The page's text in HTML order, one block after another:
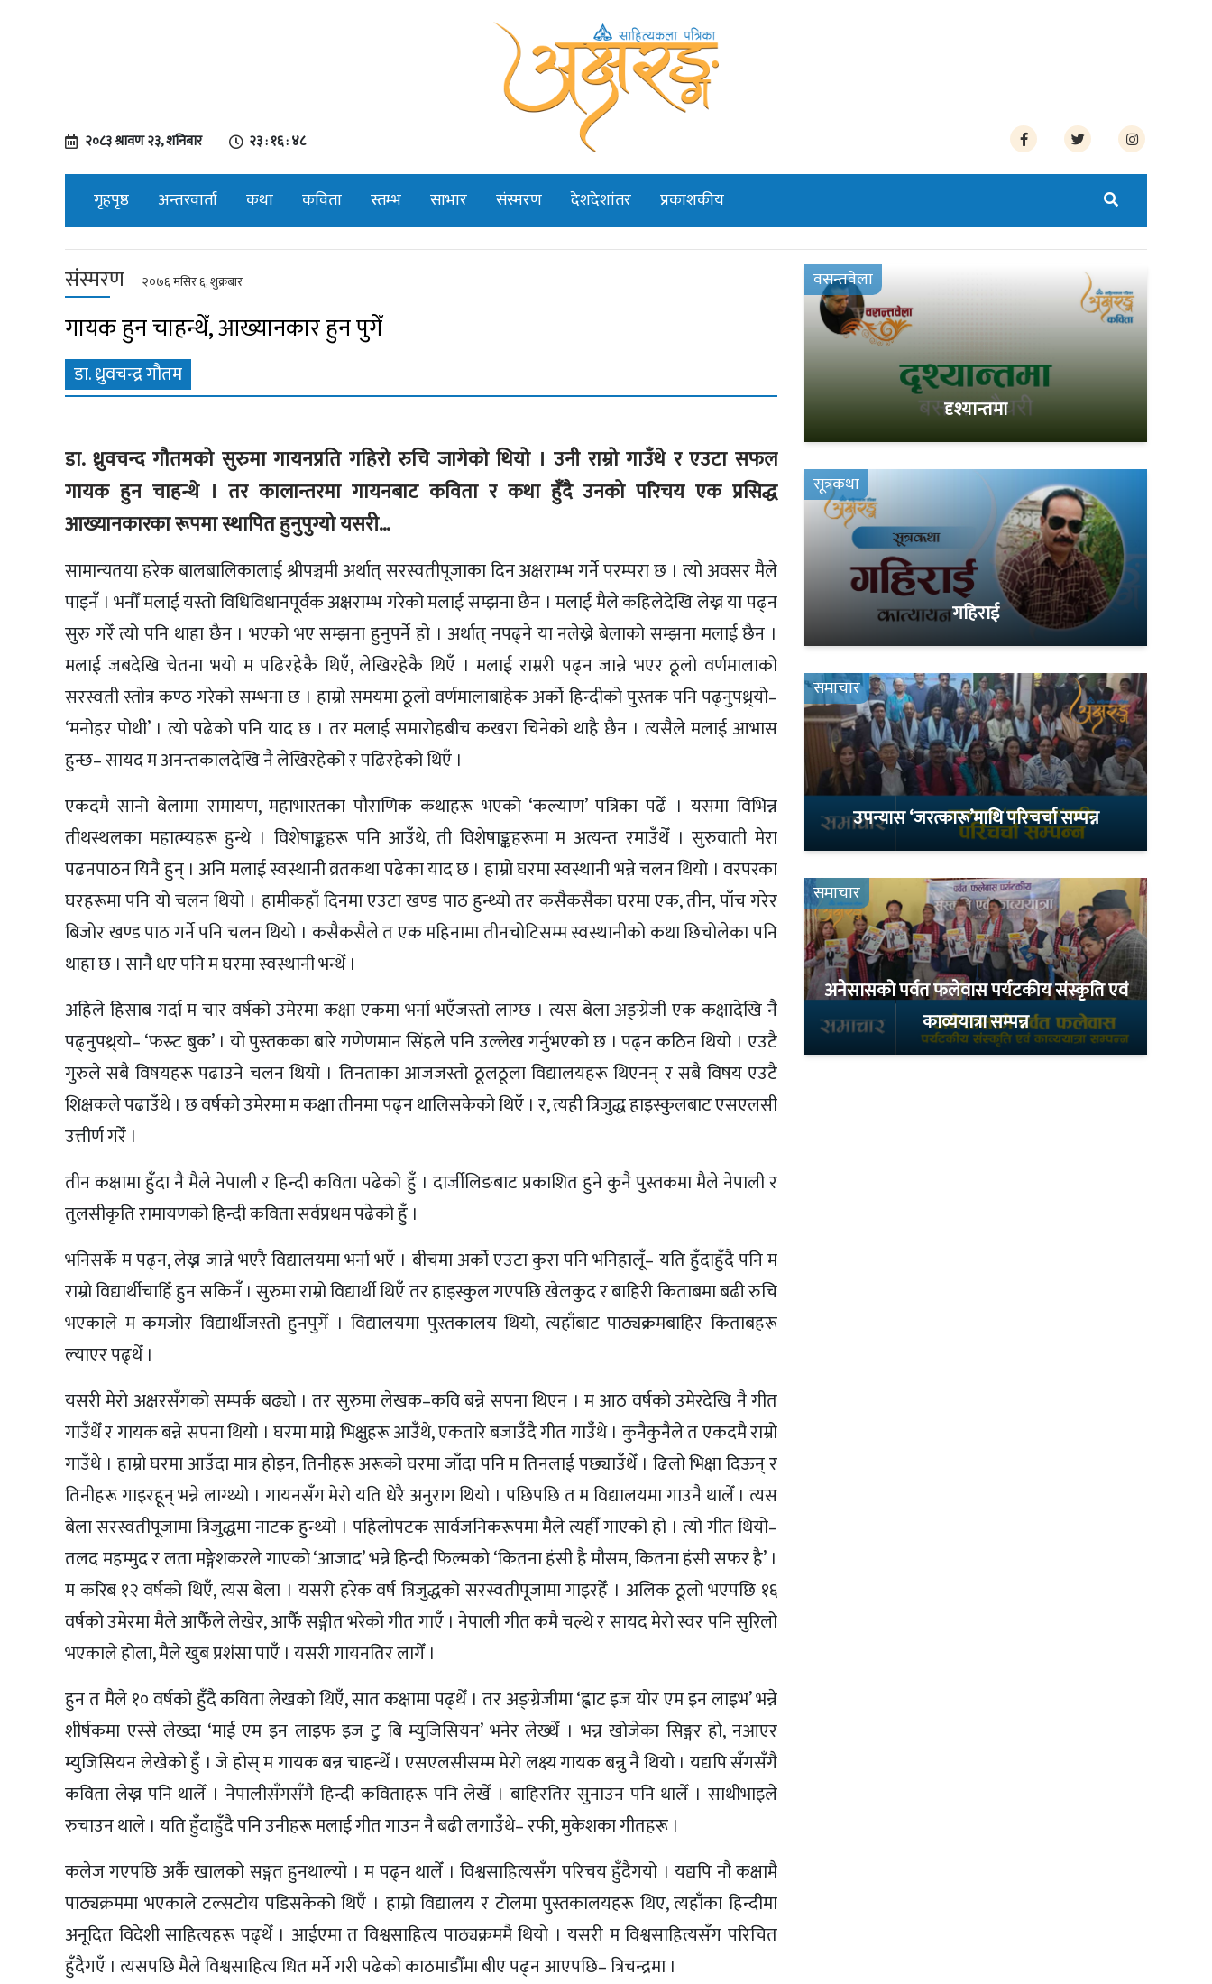
२०८३ श्रावण २३, शनिबार २३ : १६ : ४८
गृहपृष्ठ अन्तरवार्ता कथा कविता स्तम्भ साभार संस्मरण देशदेशांतर प्रकाशकीय
संस्मरण २०७६ मंसिर ६, शुक्रबार
गायक हुन चाहन्थेँ, आख्यानकार हुन पुगेँ
डा. ध्रुवचन्द्र गौतम
डा. ध्रुवचन्द गौतमको सुरुमा गायनप्रति गहिरो रुचि जागेको थियो । उनी राम्रो गाउँथे र एउटा सफल
गायक हुन चाहन्थे । तर कालान्तरमा गायनबाट कविता र कथा हुँदै उनको परिचय एक प्रसिद्ध
आख्यानकारका रूपमा स्थापित हुनुपुग्यो यसरी…
सामान्यतया हरेक बालबालिकालाई श्रीपञ्चमी अर्थात् सरस्वतीपूजाका दिन अक्षराम्भ गर्ने परम्परा छ । त्यो अवसर मैले
पाइनँ । भनौँ मलाई यस्तो विधिविधानपूर्वक अक्षराम्भ गरेको मलाई सम्झना छैन । मलाई मैले कहिलेदेखि लेख्न या पढ्न
सुरु गरेँ त्यो पनि थाहा छैन । भएको भए सम्झना हुनुपर्ने हो । अर्थात् नपढ्ने या नलेख्ने बेलाको सम्झना मलाई छैन ।
मलाई जबदेखि चेतना भयो म पढिरहेकै थिएँ, लेखिरहेकै थिएँ । मलाई राम्ररी पढ्न जान्ने भएर ठूलो वर्णमालाको
सरस्वती स्तोत्र कण्ठ गरेको सम्भना छ । हाम्रो समयमा ठूलो वर्णमालाबाहेक अर्को हिन्दीको पुस्तक पनि पढ्नुपथ्र्यो–
‘मनोहर पोथी’ । त्यो पढेको पनि याद छ । तर मलाई समारोहबीच कखरा चिनेको थाहै छैन । त्यसैले मलाई आभास
हुन्छ– सायद म अनन्तकालदेखि नै लेखिरहेको र पढिरहेको थिएँ ।
एकदमै सानो बेलामा रामायण, महाभारतका पौराणिक कथाहरू भएको ‘कल्याण’ पत्रिका पढेँ । यसमा विभिन्न
तीथस्थलका महात्म्यहरू हुन्थे । विशेषाङ्कहरू पनि आउँथे, ती विशेषाङ्कहरूमा म अत्यन्त रमाउँथेँ । सुरुवाती मेरा
पढनपाठन यिनै हुन् । अनि मलाई स्वस्थानी व्रतकथा पढेका याद छ । हाम्रो घरमा स्वस्थानी भन्ने चलन थियो । वरपरका
घरहरूमा पनि यो चलन थियो । हामीकहाँ दिनमा एउटा खण्ड पाठ हुन्थ्यो तर कसैकसैका घरमा एक, तीन, पाँच गरेर
बिजोर खण्ड पाठ गर्ने पनि चलन थियो । कसैकसैले त एक महिनामा तीनचोटिसम्म स्वस्थानीको कथा छिचोलेका पनि
थाहा छ । सानै धए पनि म घरमा स्वस्थानी भन्थेँ ।
अहिले हिसाब गर्दा म चार वर्षको उमेरमा कक्षा एकमा भर्ना भएँजस्तो लाग्छ । त्यस बेला अङ्ग्रेजी एक कक्षादेखि नै
पढ्नुपथ्र्यो– ‘फस्र्ट बुक’ । यो पुस्तकका बारे गणेणमान सिंहले पनि उल्लेख गर्नुभएको छ । पढ्न कठिन थियो । एउटै
गुरुले सबै विषयहरू पढाउने चलन थियो । तिनताका आजजस्तो ठूलठूला विद्यालयहरू थिएनन् र सबै विषय एउटै
शिक्षकले पढाउँथे । छ वर्षको उमेरमा म कक्षा तीनमा पढ्न थालिसकेको थिएँ । र, त्यही त्रिजुद्ध हाइस्कुलबाट एसएलसी
उत्तीर्ण गरेँ ।
तीन कक्षामा हुँदा नै मैले नेपाली र हिन्दी कविता पढेको हुँ । दार्जीलिङबाट प्रकाशित हुने कुनै पुस्तकमा मैले नेपाली र
तुलसीकृति रामायणको हिन्दी कविता सर्वप्रथम पढेको हुँ ।
भनिसकेँ म पढ्न, लेख्न जान्ने भएरै विद्यालयमा भर्ना भएँ । बीचमा अर्को एउटा कुरा पनि भनिहालूँ– यति हुँदाहुँदै पनि म
राम्रो विद्यार्थीचाहिँ हुन सकिनँ । सुरुमा राम्रो विद्यार्थी थिएँ तर हाइस्कुल गएपछि खेलकुद र बाहिरी किताबमा बढी रुचि
भएकाले म कमजोर विद्यार्थीजस्तो हुनपुगेँ । विद्यालयमा पुस्तकालय थियो, त्यहाँबाट पाठ्यक्रमबाहिर किताबहरू
ल्याएर पढ्थेँ ।
यसरी मेरो अक्षरसँगको सम्पर्क बढ्यो । तर सुरुमा लेखक–कवि बन्ने सपना थिएन । म आठ वर्षको उमेरदेखि नै गीत
गाउँथेँ र गायक बन्ने सपना थियो । घरमा माग्ने भिक्षुहरू आउँथे, एकतारे बजाउँदै गीत गाउँथे । कुनैकुनैले त एकदमै राम्रो
गाउँथे । हाम्रो घरमा आउँदा मात्र होइन, तिनीहरू अरूको घरमा जाँदा पनि म तिनलाई पछ्याउँथेँ । ढिलो भिक्षा दिऊन् र
तिनीहरू गाइरहून् भन्ने लाग्थ्यो । गायनसँग मेरो यति धेरै अनुराग थियो । पछिपछि त म विद्यालयमा गाउनै थालेँ । त्यस
बेला सरस्वतीपूजामा त्रिजुद्धमा नाटक हुन्थ्यो । पहिलोपटक सार्वजनिकरूपमा मैले त्यहीँ गाएको हो । त्यो गीत थियो–
तलद महम्मुद र लता मङ्गेशकरले गाएको ‘आजाद’ भन्ने हिन्दी फिल्मको ‘कितना हंसी है मौसम, कितना हंसी सफर है’ ।
म करिब १२ वर्षको थिएँ, त्यस बेला । यसरी हरेक वर्ष त्रिजुद्धको सरस्वतीपूजामा गाइरहेँ । अलिक ठूलो भएपछि १६
वर्षको उमेरमा मैले आफैँले लेखेर, आफैँ सङ्गीत भरेको गीत गाएँ । नेपाली गीत कमै चल्थे र सायद मेरो स्वर पनि सुरिलो
भएकाले होला, मैले खुब प्रशंसा पाएँ । यसरी गायनतिर लागेँ ।
हुन त मैले १० वर्षको हुँदै कविता लेखको थिएँ, सात कक्षामा पढ्थेँ । तर अङ्ग्रेजीमा ‘ह्वाट इज योर एम इन लाइभ’ भन्ने
शीर्षकमा एस्से लेख्दा ‘माई एम इन लाइफ इज टु बि म्युजिसियन’ भनेर लेख्थेँ । भन्न खोजेका सिङ्गर हो, नआएर
म्युजिसियन लेखेको हुँ । जे होस् म गायक बन्न चाहन्थेँ । एसएलसीसम्म मेरो लक्ष्य गायक बन्नु नै थियो । यद्यपि सँगसँगै
कविता लेख्न पनि थालेँ । नेपालीसँगसँगै हिन्दी कविताहरू पनि लेखेँ । बाहिरतिर सुनाउन पनि थालेँ । साथीभाइले
रुचाउन थाले । यति हुँदाहुँदै पनि उनीहरू मलाई गीत गाउन नै बढी लगाउँथे– रफी, मुकेशका गीतहरू ।
कलेज गएपछि अर्कै खालको सङ्गत हुनथाल्यो । म पढ्न थालेँ । विश्वसाहित्यसँग परिचय हुँदैगयो । यद्यपि नौ कक्षामै
पाठ्यक्रममा भएकाले टल्सटोय पडिसकेको थिएँ । हाम्रो विद्यालय र टोलमा पुस्तकालयहरू थिए, त्यहाँका हिन्दीमा
अनूदित विदेशी साहित्यहरू पढ्थेँ । आईएमा त विश्वसाहित्य पाठ्यक्रममै थियो । यसरी म विश्वसाहित्यसँग परिचित
हुँदैगएँ । त्यसपछि मैले विश्वसाहित्य धित मर्ने गरी पढेको काठमाडौँमा बीए पढ्न आएपछि– त्रिचन्द्रमा ।
वसन्तवेला
दृश्यान्तमा
सूत्रकथा
गहिराई
समाचार
उपन्यास ‘जरत्कारू’माथि परिचर्चा सम्पन्न
समाचार
अनेसासको पर्वत फलेवास पर्यटकीय संस्कृति एवं
काव्ययात्रा सम्पन्न